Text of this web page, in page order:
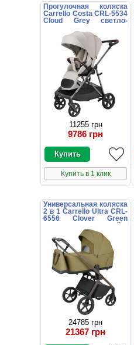
Прогулочная коляска
Carrello Costa CRL-5534
Cloud Grey светло-
11255 грн
9786 грн
Купить в 1 клик
Универсальная коляска
2 в 1 Carrello Ultra CRL-
6556 Clover Green
оливковая с люлькой и
24785 грн
21367 грн